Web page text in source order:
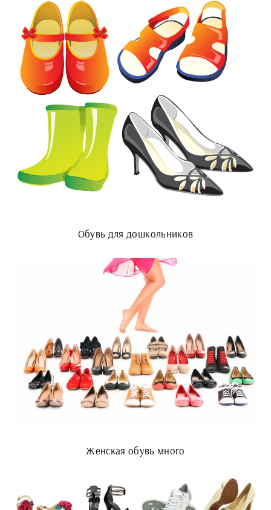
Обувь для дошкольников
Женская обувь много